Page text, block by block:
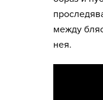
между
нея.